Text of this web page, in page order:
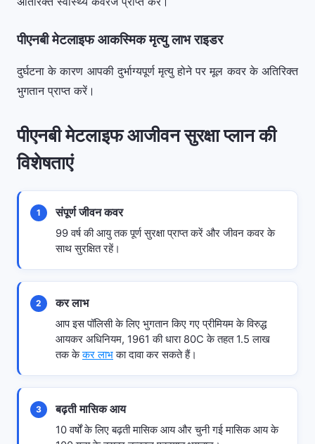
पीएनबी मेटलाइफ आकस्मिक मृत्यु लाभ राइडर
दुर्घटना के कारण आपकी दुर्भाग्यपूर्ण मृत्यु होने पर मूल कवर के अतिरिक्त
भुगतान प्राप्त करें।
पीएनबी मेटलाइफ आजीवन सुरक्षा प्लान की
विशेषताएं
1 संपूर्ण जीवन कवर
99 वर्ष की आयु तक पूर्ण सुरक्षा प्राप्त करें और जीवन कवर के
साथ सुरक्षित रहें।
2 कर लाभ
आप इस पॉलिसी के लिए भुगतान किए गए प्रीमियम के विरुद्ध
आयकर अधिनियम, 1961 की धारा 80C के तहत 1.5 लाख
तक केकर लाभका दावा कर सकते हैं।
3 बढ़ती मासिक आय
10 वर्षों के लिए बढ़ती मासिक आय और चुनी गई मासिक आय के